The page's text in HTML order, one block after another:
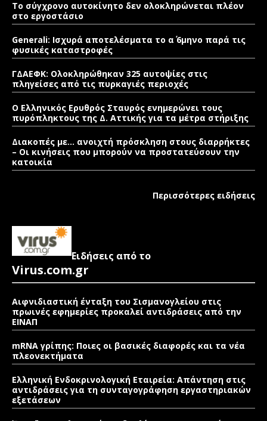
Το σύγχρονο αυτοκίνητο δεν ολοκληρώνεται πλέον
στο εργοστάσιο
Generali: Ισχυρά αποτελέσματα το α΄ 6μηνο παρά τις
φυσικές καταστροφές
ΓΔΑΕΦΚ: Ολοκληρώθηκαν 325 αυτοψίες στις
πληγείσες από τις πυρκαγιές περιοχές
Ο Ελληνικός Ερυθρός Σταυρός ενημερώνει τους
πυρόπληκτους της Δ. Αττικής για τα μέτρα στήριξης
Διακοπές με… ανοιχτή πρόσκληση στους διαρρήκτες
– Οι κινήσεις που μπορούν να προστατεύσουν την
κατοικία
Περισσότερες ειδήσεις
Ειδήσεις από το
Virus.com.gr
Αιφνιδιαστική ένταξη του Σισμανογλείου στις
πρωινές εφημερίες προκαλεί αντιδράσεις από την
ΕΙΝΑΠ
mRNA γρίπης: Ποιες οι βασικές διαφορές και τα νέα
πλεονεκτήματα
Ελληνική Ενδοκρινολογική Εταιρεία: Απάντηση στις
αντιδράσεις για τη συνταγογράφηση εργαστηριακών
εξετάσεων